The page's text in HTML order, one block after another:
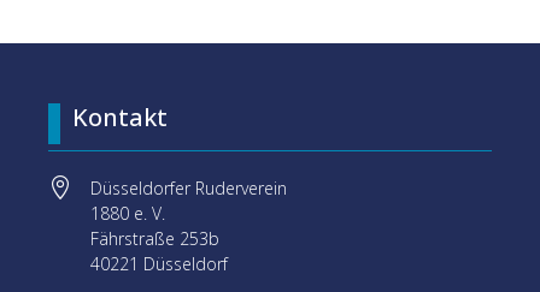
Kontakt

Düsseldorfer Ruderverein
1880 e. V.
Fährstraße 253b
40221 Düsseldorf